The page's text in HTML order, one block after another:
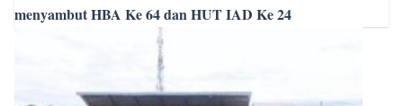
menyambut HBA Ke 64 dan HUT IAD Ke 24